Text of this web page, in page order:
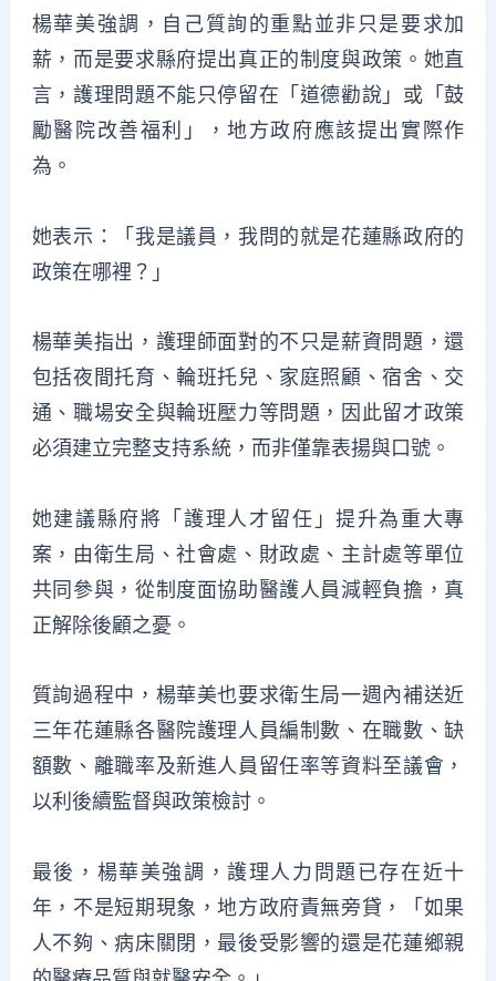
楊華美強調，自己質詢的重點並非只是要求加
薪，而是要求縣府提出真正的制度與政策。她直
言，護理問題不能只停留在「道德勸說」或「鼓
勵醫院改善福利」，地方政府應該提出實際作
為。
她表示：「我是議員，我問的就是花蓮縣政府的
政策在哪裡？」
楊華美指出，護理師面對的不只是薪資問題，還
包括夜間托育、輪班托兒、家庭照顧、宿舍、交
通、職場安全與輪班壓力等問題，因此留才政策
必須建立完整支持系統，而非僅靠表揚與口號。
她建議縣府將「護理人才留任」提升為重大專
案，由衛生局、社會處、財政處、主計處等單位
共同參與，從制度面協助醫護人員減輕負擔，真
正解除後顧之憂。
質詢過程中，楊華美也要求衛生局一週內補送近
三年花蓮縣各醫院護理人員編制數、在職數、缺
額數、離職率及新進人員留任率等資料至議會，
以利後續監督與政策檢討。
最後，楊華美強調，護理人力問題已存在近十
年，不是短期現象，地方政府責無旁貸，「如果
人不夠、病床關閉，最後受影響的還是花蓮鄉親